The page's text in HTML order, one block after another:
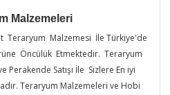
Malzemeleri
Teraryum Malzemesi İle Türkiye'de
Öncülük Etmektedir. Teraryum
Perakende Satışı İle Sizlere En iyi
Teraryum Malzemeleri ve Hobi